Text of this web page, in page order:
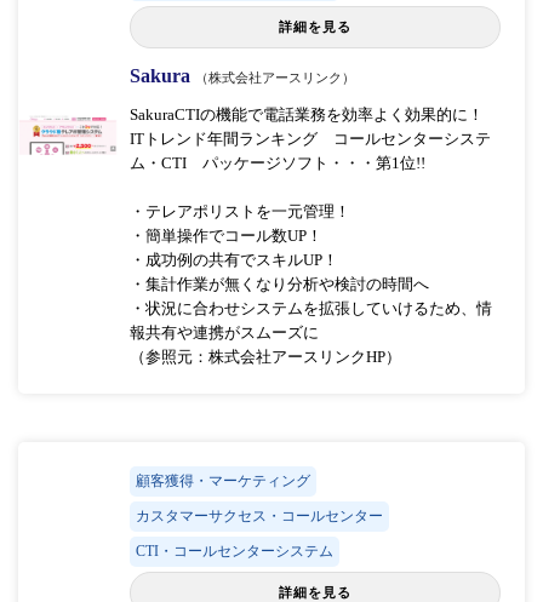
詳細を見る
Sakura （株式会社アースリンク）
SakuraCTIの機能で電話業務を効率よく効果的に！
ITトレンド年間ランキング コールセンターシステ
ム・CTI パッケージソフト・・・第1位!!
・テレアポリストを一元管理！
・簡単操作でコール数UP！
・成功例の共有でスキルUP！
・集計作業が無くなり分析や検討の時間へ
・状況に合わせシステムを拡張していけるため、情
報共有や連携がスムーズに
（参照元：株式会社アースリンクHP）
顧客獲得・マーケティング
カスタマーサクセス・コールセンター
CTI・コールセンターシステム
詳細を見る